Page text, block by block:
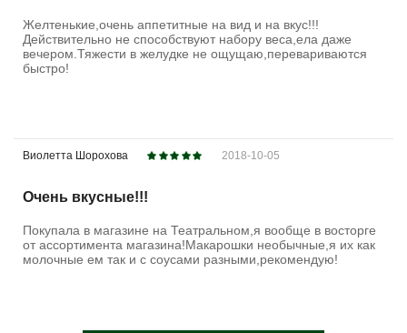
Желтенькие,очень аппетитные на вид и на вкус!!!
Действительно не способствуют набору веса,ела даже
вечером.Тяжести в желудке не ощущаю,перевариваются
быстро!
Виолетта Шорохова 2018-10-05
Очень вкусные!!!
Покупала в магазине на Театральном,я вообще в восторге
от ассортимента магазина!Макарошки необычные,я их как
молочные ем так и с соусами разными,рекомендую!